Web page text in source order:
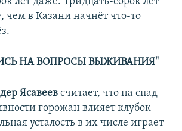
чем в Казани начнёт что-то
НА ВОПРОСЫ ВЫЖИВАНИЯ"
Ясавеев считает, что на спад
горожан влияет клубок
усталость в их числе играет